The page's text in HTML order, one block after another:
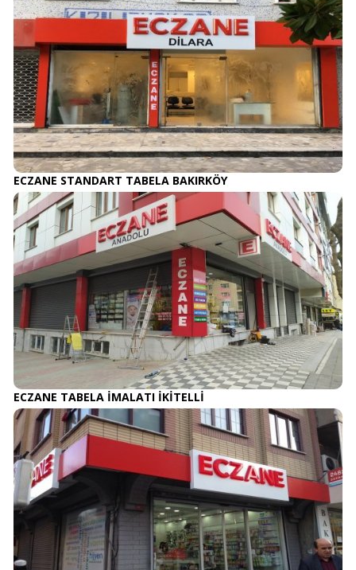
ECZANE STANDART TABELA BAKIRKÖY
ECZANE TABELA İMALATI İKİTELLİ